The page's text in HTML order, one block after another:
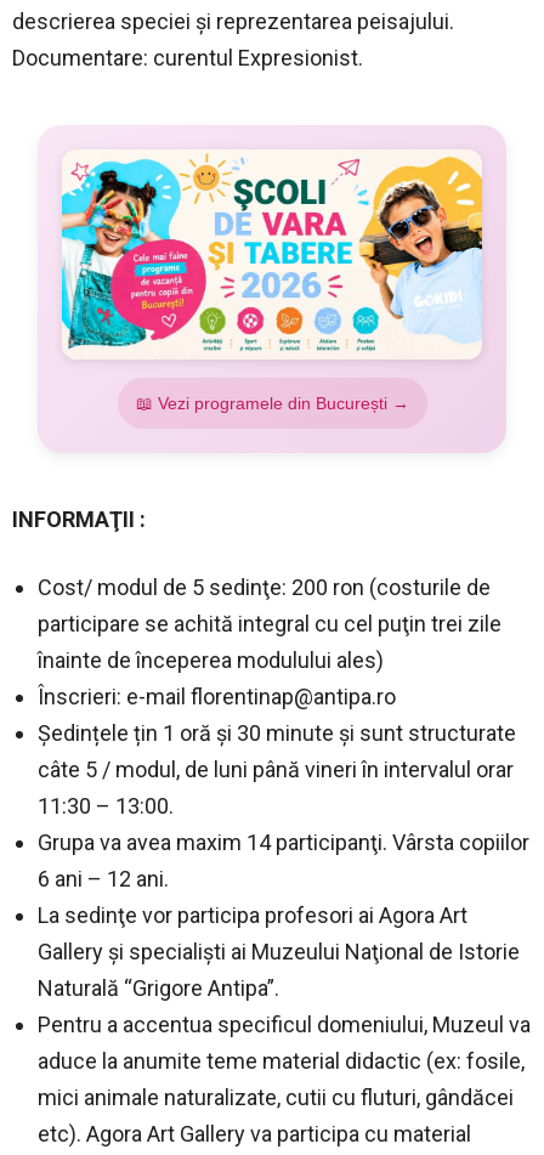
descrierea speciei şi reprezentarea peisajului.
Documentare: curentul Expresionist.
📖 Vezi programele din București →
INFORMAŢII :
Cost/ modul de 5 sedinţe: 200 ron (costurile de
participare se achită integral cu cel puţin trei zile
înainte de începerea modulului ales)
Înscrieri: e-mail florentinap@antipa.ro
Ședințele țin 1 oră și 30 minute și sunt structurate
câte 5 / modul, de luni până vineri în intervalul orar
11:30 – 13:00.
Grupa va avea maxim 14 participanţi. Vârsta copiilor
6 ani – 12 ani.
La sedinţe vor participa profesori ai Agora Art
Gallery şi specialişti ai Muzeului Naţional de Istorie
Naturală “Grigore Antipa”.
Pentru a accentua specificul domeniului, Muzeul va
aduce la anumite teme material didactic (ex: fosile,
mici animale naturalizate, cutii cu fluturi, gândăcei
etc). Agora Art Gallery va participa cu material